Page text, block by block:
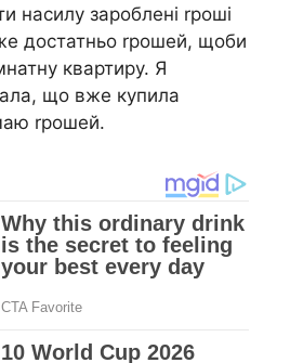
насилу зароблені rроші
достатньо rрошей, щоби
квартиру. Я
що вже купила
rрошей.